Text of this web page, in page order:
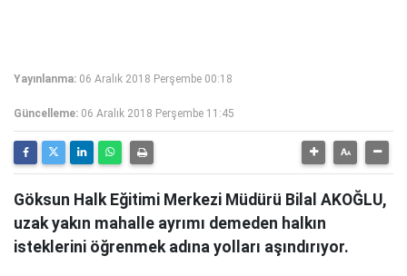
Yayınlanma: 06 Aralık 2018 Perşembe 00:18
Güncelleme: 06 Aralık 2018 Perşembe 11:45
Göksun Halk Eğitimi Merkezi Müdürü Bilal AKOĞLU,
uzak yakın mahalle ayrımı demeden halkın
isteklerini öğrenmek adına yolları aşındırıyor.